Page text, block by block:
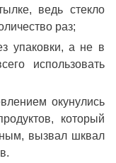
ведь стекло
раз;
упаковки, а не в
использовать
окунулись
который
вызвал шквал